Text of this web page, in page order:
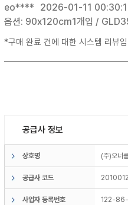
eo**** 2026-01-11
옵션: 90x120cm1개입 /
*구매 완료 건에 대한 시스템 리뷰
공급사 정보
상호명 (주)오
공급사 코드
사업자 등록번호 122-